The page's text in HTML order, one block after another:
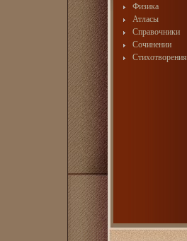
Физика
Атласы
Справочники
Сочинении
Стихотворения